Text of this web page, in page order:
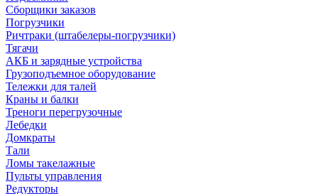
Сборщики заказов
Погрузчики
Ричтраки (штабелеры-погрузчики)
Тягачи
АКБ и зарядные устройства
Грузоподъемное оборудование
Тележки для талей
Краны и балки
Треноги перегрузочные
Лебедки
Домкраты
Тали
Ломы такелажные
Пульты управления
Редукторы